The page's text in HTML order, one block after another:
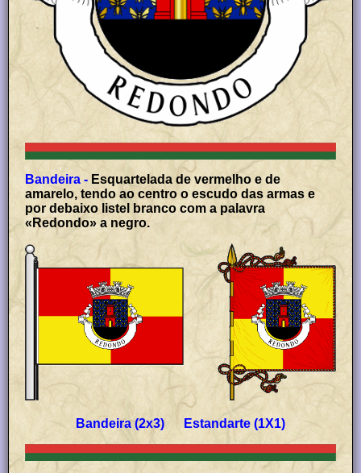
Bandeira - Esquartelada de vermelho e de
amarelo, tendo ao centro o escudo das armas e
por debaixo listel branco com a palavra
«Redondo» a negro.
Bandeira (2x3) Estandarte (1X1)